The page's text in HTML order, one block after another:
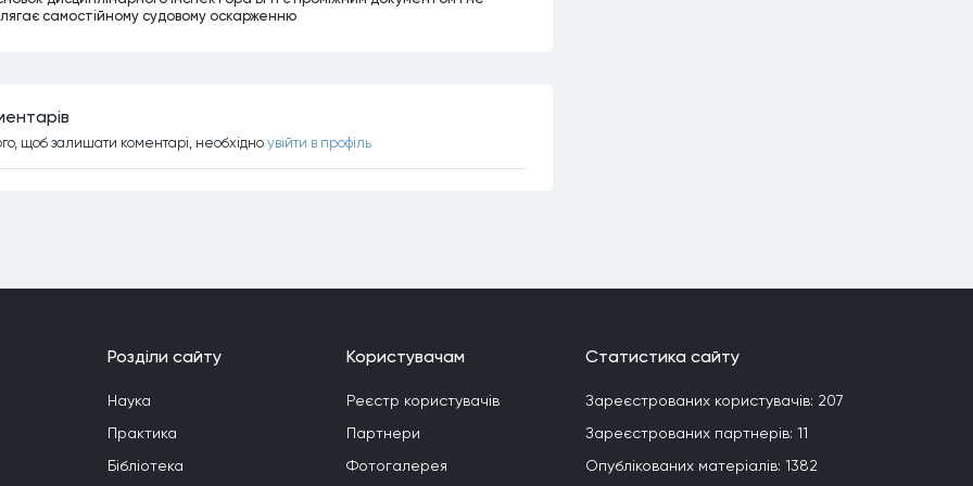
самостійному судовому оскарженню
щоб залишати коментарi, необхiдно увiйти в профiль
Роздiли сайту
Наука
Практика
Бiблiотека
Користувачам
Реєстр користувачiв
Партнери
Фотогалерея
Статистика сайту
Зареєстрованих користувачiв: 207
Зареєстрованих партнерiв: 11
Опублiкованих матерiалiв: 1382